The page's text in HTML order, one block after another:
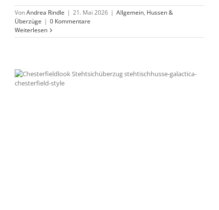
VonAndrea Rindle | 21. Mai 2026 | Allgemein, Hussen &
Überzüge | 0 Kommentare
Weiterlesen